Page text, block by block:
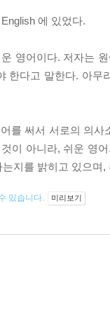
에 있었다.
영어이다. 저자는
한다고 말한다. 아
를 써서 서로의 의
이 아니라, 쉬운 영
지를 밝히고 있으며
있습니다. 미리보기